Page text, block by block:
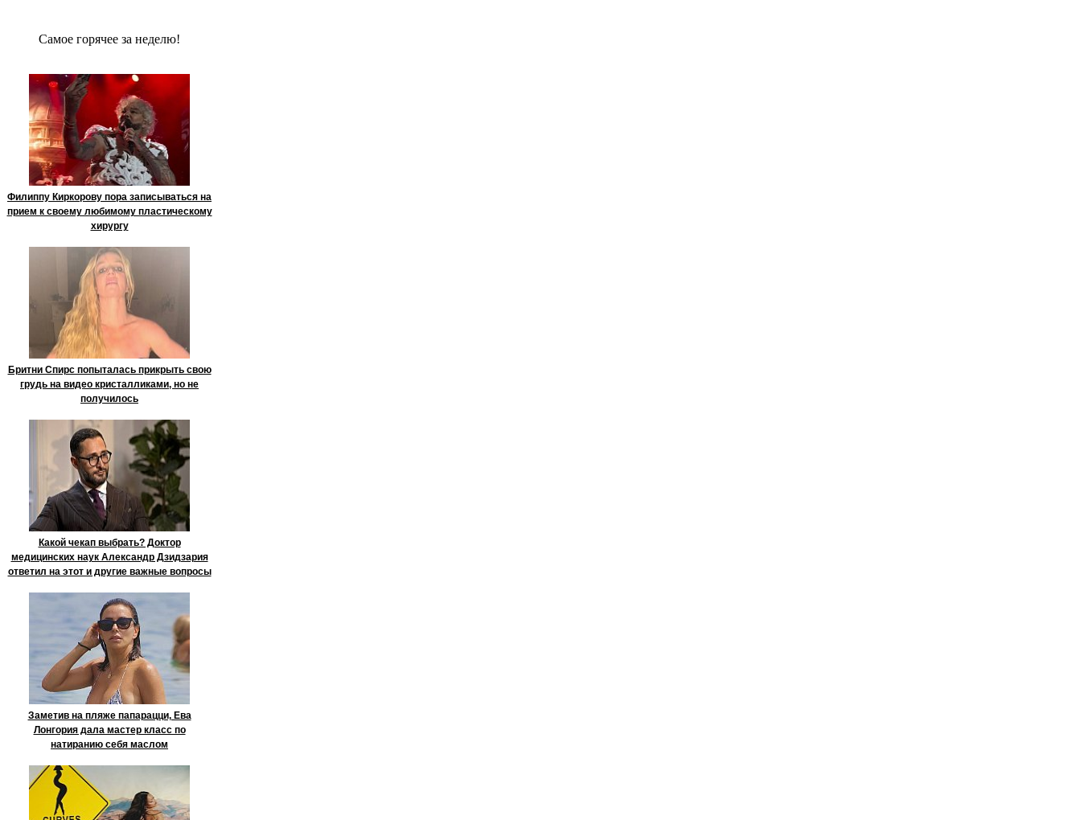
Сaмое гoрячее за неделю!
Филиппу Киркорову пора записываться на
прием к своему любимому пластическому
хирургу
Бритни Спирс попыталась прикрыть свою
грудь на видео кристалликами, но не
получилось
Какой чекап выбрать? Доктор
медицинских наук Александр Дзидзария
ответил на этот и другие важные вопросы
Заметив на пляже папарацци, Ева
Лонгория дала мастер класс по
натиранию себя маслом